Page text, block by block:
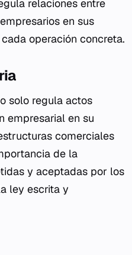
relaciones entre
en sus
operación concreta.
solo regula actos
empresarial en su
comerciales
de la
y aceptadas por los
ley escrita y